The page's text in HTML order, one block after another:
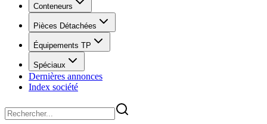
Conteneurs
Pièces Détachées
Équipements TP
Spéciaux
Dernières annonces
Index société